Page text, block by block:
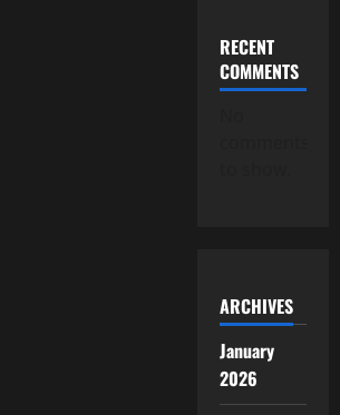
RECENT
COMMENTS
ARCHIVES
January
2026